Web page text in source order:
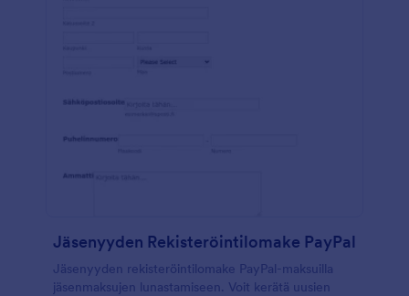
Jäsenyyden Rekisteröintilomake PayPal
Jäsenyyden rekisteröintilomake PayPal-maksuilla
jäsenmaksujen lunastamiseen. Voit kerätä uusien